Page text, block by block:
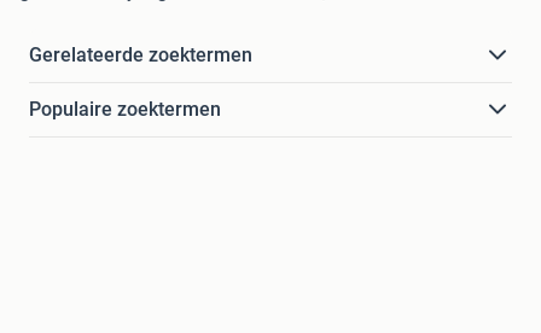
Gerelateerde zoektermen
Populaire zoektermen